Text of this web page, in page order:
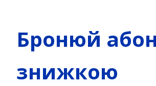
Бронюй
знижкою